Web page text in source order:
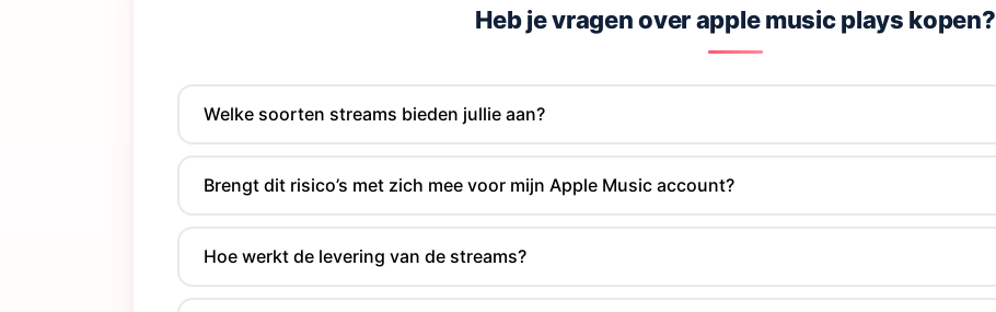
Heb je vragen over apple music plays kopen?
Welke soorten streams bieden jullie aan?
Brengt dit risico’s met zich mee voor mijn Apple Music account?
Hoe werkt de levering van de streams?